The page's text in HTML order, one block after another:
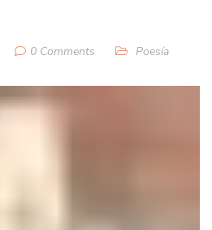
0 Comments Poesía